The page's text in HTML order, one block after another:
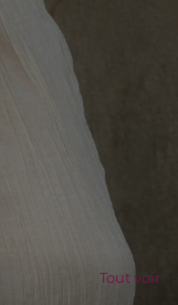
Tout voir